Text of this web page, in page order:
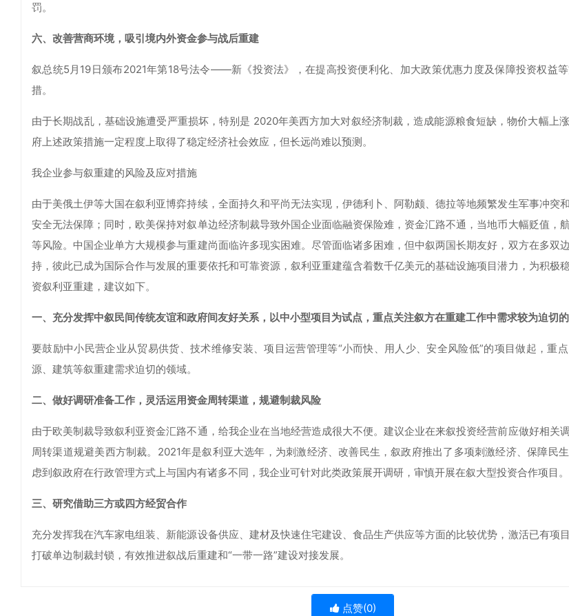
罚。
六、改善营商环境，吸引境内外资金参与战后重建
叙总统5月19日颁布2021年第18号法令——新《投资法》，在提高投资便利化、加大政策优惠力度及保障投资权益
措。
由于长期战乱，基础设施遭受严重损坏，特别是 2020年美西方加大对叙经济制裁，造成能源粮食短缺，物价大幅上
府上述政策措施一定程度上取得了稳定经济社会效应，但长远尚难以预测。
我企业参与叙重建的风险及应对措施
由于美俄土伊等大国在叙利亚博弈持续，全面持久和平尚无法实现，伊德利卜、阿勒颇、德拉等地频繁发生军事冲突
安全无法保障；同时，欧美保持对叙单边经济制裁导致外国企业面临融资保险难，资金汇路不通，当地币大幅贬值，
等风险。中国企业单方大规模参与重建尚面临许多现实困难。尽管面临诸多困难，但中叙两国长期友好，双方在多双
持，彼此已成为国际合作与发展的重要依托和可靠资源，叙利亚重建蕴含着数千亿美元的基础设施项目潜力，为积极
资叙利亚重建，建议如下。
一、充分发挥中叙民间传统友谊和政府间友好关系，以中小型项目为试点，重点关注叙方在重建工作中需求较为迫切
要鼓励中小民营企业从贸易供货、技术维修安装、项目运营管理等“小而快、用人少、安全风险低”的项目做起，重
源、建筑等叙重建需求迫切的领域。
二、做好调研准备工作，灵活运用资金周转渠道，规避制裁风险
由于欧美制裁导致叙利亚资金汇路不通，给我企业在当地经营造成很大不便。建议企业在来叙投资经营前应做好相关
周转渠道规避美西方制裁。2021年是叙利亚大选年，为刺激经济、改善民生，叙政府推出了多项刺激经济、保障民
虑到叙政府在行政管理方式上与国内有诸多不同，我企业可针对此类政策展开调研，审慎开展在叙大型投资合作项目。
三、研究借助三方或四方经贸合作
充分发挥我在汽车家电组装、新能源设备供应、建材及快速住宅建设、食品生产供应等方面的比较优势，激活已有项
打破单边制裁封锁，有效推进叙战后重建和“一带一路”建设对接发展。
点赞(0)